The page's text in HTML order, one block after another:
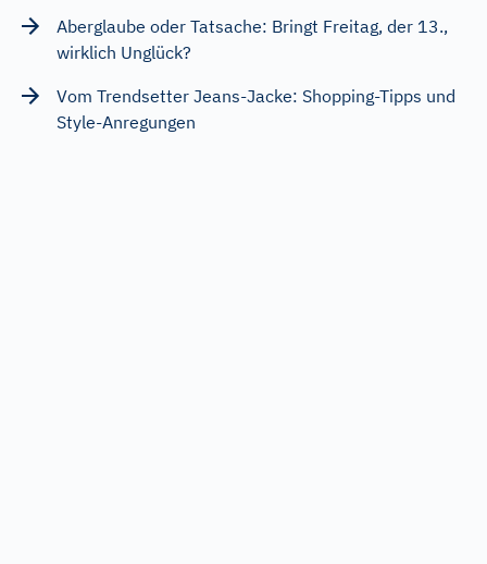
Aberglaube oder Tatsache: Bringt Freitag, der 13.,
wirklich Unglück?
Vom Trendsetter Jeans-Jacke: Shopping-Tipps und
Style-Anregungen